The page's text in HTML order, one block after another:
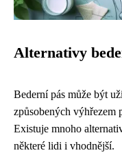
Alternativy
Bederní pás může být
způsobených výhřezem
Existuje mnoho
některé lidi i vhodnější.